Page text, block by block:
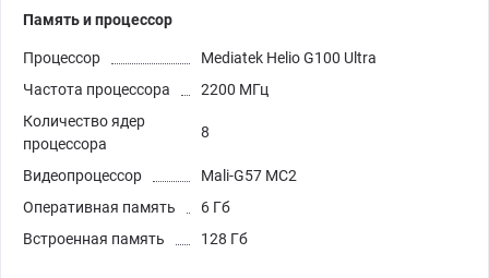
Память и процессор
Процессор
Mediatek Helio G100 Ultra
Частота процессора
2200 МГц
Количество ядер
процессора
8
Видеопроцессор
Mali-G57 MC2
Оперативная память
6 Гб
Встроенная память
128 Гб